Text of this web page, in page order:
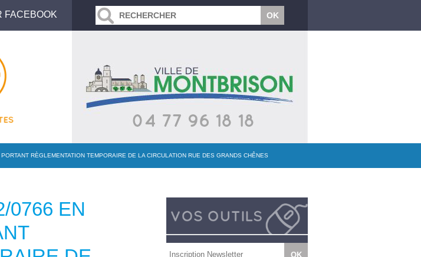
FACEBOOK
RÈGLEMENTATION TEMPORAIRE DE LA CIRCULATION RUE DES GRANDS CHÊNES
0766 EN